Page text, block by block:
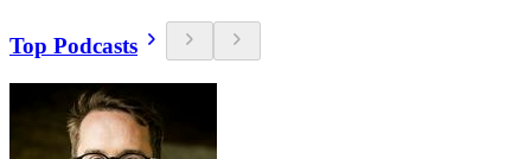
Top Podcasts